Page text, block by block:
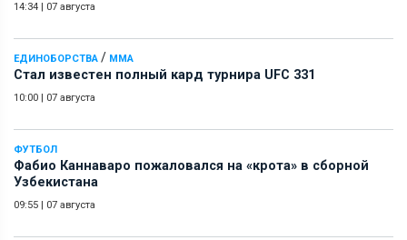
14:34 | 07 августа
ЕДИНОБОРСТВА / ММА
Стал известен полный кард турнира UFC 331
10:00 | 07 августа
ФУТБОЛ
Фабио Каннаваро пожаловался на «крота» в сборной
Узбекистана
09:55 | 07 августа